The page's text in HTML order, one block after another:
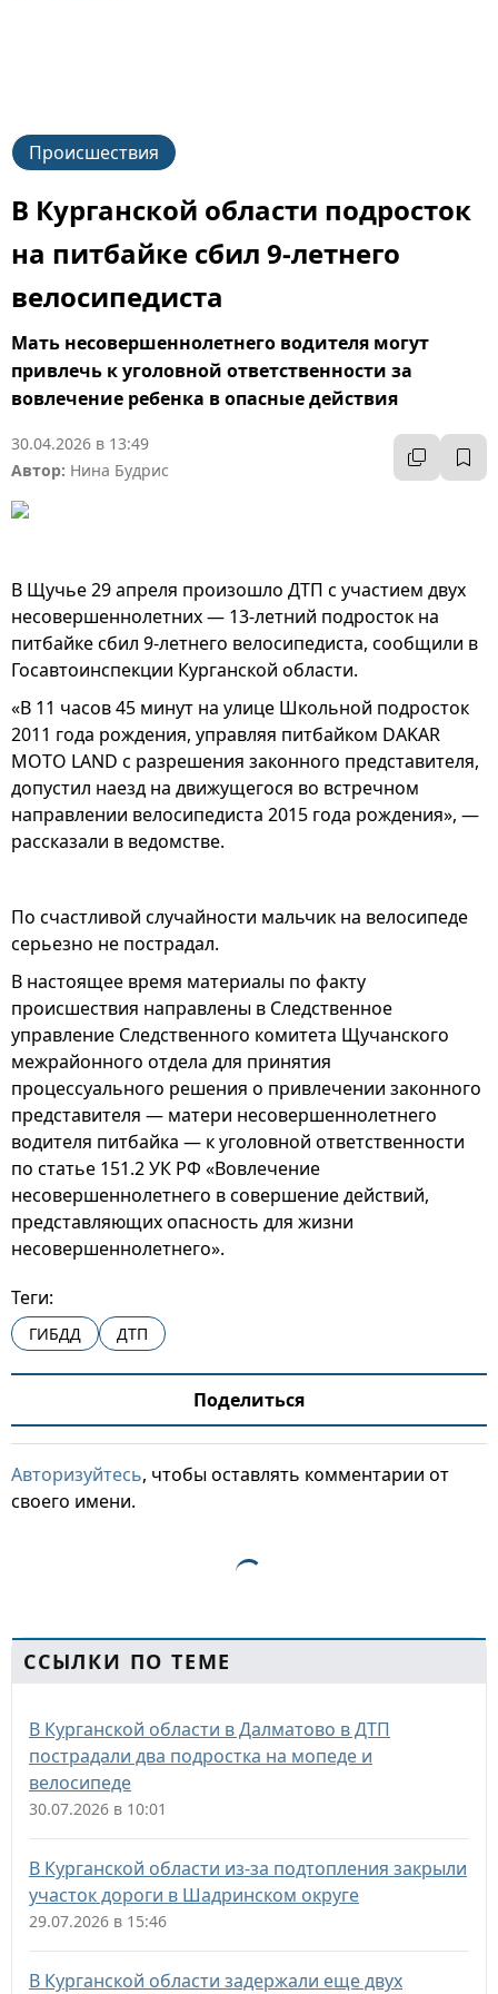
Происшествия
В Курганской области подросток
на питбайке сбил 9-летнего
велосипедиста
Мать несовершеннолетнего водителя могут
привлечь к уголовной ответственности за
вовлечение ребенка в опасные действия
30.04.2026 в 13:49
Автор: Нина Будрис
В Щучье 29 апреля произошло ДТП с участием двух
несовершеннолетних — 13-летний подросток на
питбайке сбил 9-летнего велосипедиста, сообщили в
Госавтоинспекции Курганской области.
«В 11 часов 45 минут на улице Школьной подросток
2011 года рождения, управляя питбайком DAKAR
MOTO LAND с разрешения законного представителя,
допустил наезд на движущегося во встречном
направлении велосипедиста 2015 года рождения», —
рассказали в ведомстве.
По счастливой случайности мальчик на велосипеде
серьезно не пострадал.
В настоящее время материалы по факту
происшествия направлены в Следственное
управление Следственного комитета Щучанского
межрайонного отдела для принятия
процессуального решения о привлечении законного
представителя — матери несовершеннолетнего
водителя питбайка — к уголовной ответственности
по статье 151.2 УК РФ «Вовлечение
несовершеннолетнего в совершение действий,
представляющих опасность для жизни
несовершеннолетнего».
Теги:
ГИБДД ДТП
Поделиться
Авторизуйтесь, чтобы оставлять комментарии от
своего имени.
ССЫЛКИ ПО ТЕМЕ
В Курганской области в Далматово в ДТП
пострадали два подростка на мопеде и
велосипеде
30.07.2026 в 10:01
В Курганской области из-за подтопления закрыли
участок дороги в Шадринском округе
29.07.2026 в 15:46
В Курганской области задержали еще двух